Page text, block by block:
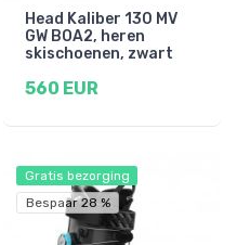
Head Kaliber 130 MV
GW BOA2, heren
skischoenen, zwart
560 EUR
Gratis bezorging
Bespaar 28 %